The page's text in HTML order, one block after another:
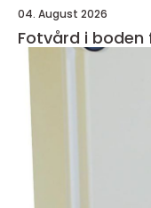
04. August 2026